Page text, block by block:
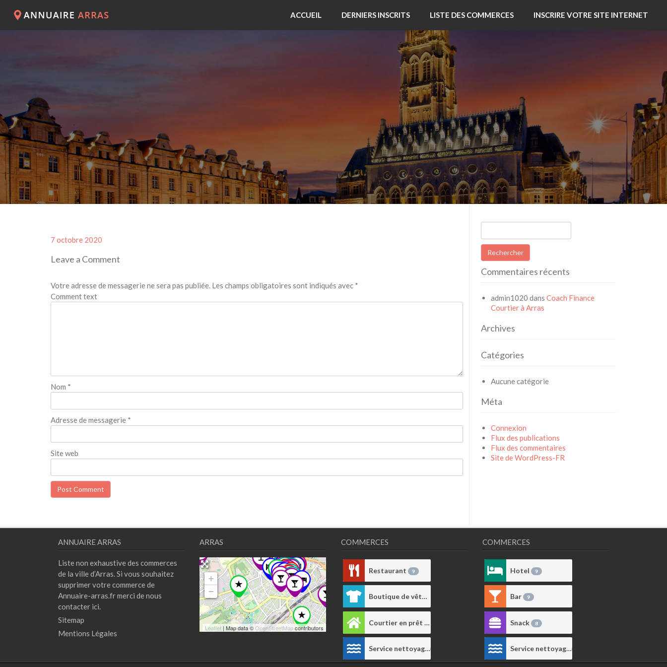
ACCUEIL DERNIERS INSCRITS LISTE DES COMMERCES INSCRIRE VOTRE SITE INTERNET
Posted
7 octobre 2020
Leave a Comment
Votre adresse de messagerie ne sera pas publiée. Les champs obligatoires sont indiqués avec *
Comment text
Nom *
Adresse de messagerie *
Site web
Commentaires récents
admin1020 dansCoach Finance
Courtier à Arras
Archives
Catégories
Aucune catégorie
Méta
Connexion
Flux des publications
Flux des commentaires
Site de WordPress-FR
ANNUAIRE ARRAS
Liste non exhaustive des commerces
de la ville d’Arras. Si vous souhaitez
supprimer votre commerce de
Annuaire-arras.fr merci de nous
contacter ici.
Sitemap
Mentions Légales
ARRAS
+
−
Leaflet | Map data ©OpenStreetMapcontributors
COMMERCES
Restaurant 9
Boutique de vêtements
Courtier en prêt immobilier
Service nettoyage
COMMERCES
Hotel 9
Bar 9
Snack 8
Service nettoyage